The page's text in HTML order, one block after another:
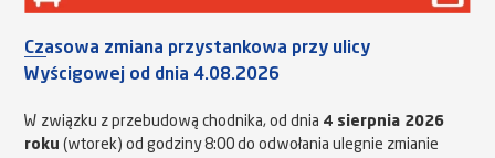
Czasowa zmiana przystankowa przy ulicy
Wyścigowej od dnia 4.08.2026
W związku z przebudową chodnika, od dnia 4 sierpnia 2026
roku (wtorek) od godziny 8:00 do odwołania ulegnie zmianie